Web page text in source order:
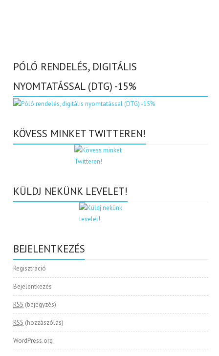
PÓLÓ RENDELÉS, DIGITÁLIS
NYOMTATÁSSAL (DTG) -15%
KÖVESS MINKET TWITTEREN!
KÜLDJ NEKÜNK LEVELET!
BEJELENTKEZÉS
Regisztráció
Bejelentkezés
RSS (bejegyzés)
RSS (hozzászólás)
WordPress.org